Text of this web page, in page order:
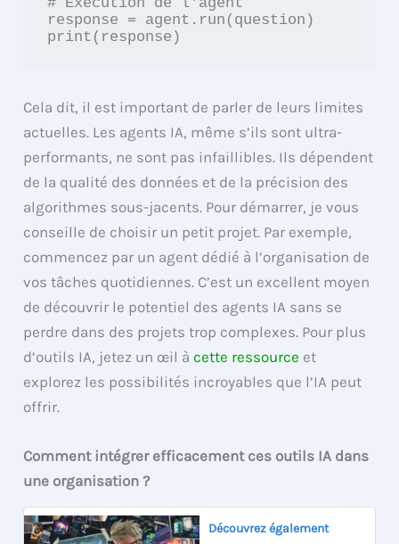
response = agent.run(question)
Cela dit, il est important de parler de leurs limites
actuelles. Les agents IA, même s’ils sont ultra-
performants, ne sont pas infaillibles. Ils dépendent
de la qualité des données et de la précision des
algorithmes sous-jacents. Pour démarrer, je vous
conseille de choisir un petit projet. Par exemple,
commencez par un agent dédié à l’organisation de
vos tâches quotidiennes. C’est un excellent moyen
de découvrir le potentiel des agents IA sans se
perdre dans des projets trop complexes. Pour plus
d’outils IA, jetez un œil àcette ressource et
explorez les possibilités incroyables que l’IA peut
offrir.
Comment intégrer efficacement ces outils IA dans
une organisation ?
Découvrez également